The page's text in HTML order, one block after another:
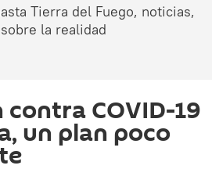
Tierra del Fuego, noticias,
la realidad
COVID-19
un plan poco